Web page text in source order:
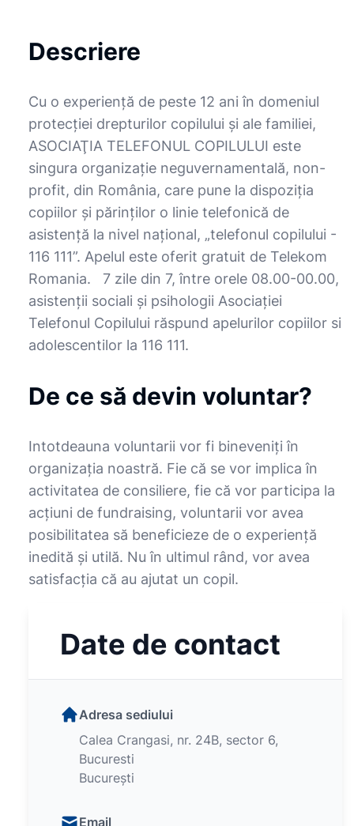
Descriere
Cu o experienţă de peste 12 ani în domeniul
protecţiei drepturilor copilului şi ale familiei,
ASOCIAŢIA TELEFONUL COPILULUI este
singura organizaţie neguvernamentală, non-
profit, din România, care pune la dispoziţia
copiilor şi părinţilor o linie telefonică de
asistenţă la nivel naţional, „telefonul copilului -
116 111”. Apelul este oferit gratuit de Telekom
Romania. 7 zile din 7, între orele 08.00-00.00,
asistenţii sociali şi psihologii Asociaţiei
Telefonul Copilului răspund apelurilor copiilor si
adolescentilor la 116 111.
De ce să devin voluntar?
Intotdeauna voluntarii vor fi bineveniţi în
organizaţia noastră. Fie că se vor implica în
activitatea de consiliere, fie că vor participa la
acţiuni de fundraising, voluntarii vor avea
posibilitatea să beneficieze de o experienţă
inedită şi utilă. Nu în ultimul rând, vor avea
satisfacţia că au ajutat un copil.
Date de contact
Adresa sediului
Calea Crangasi, nr. 24B, sector 6,
Bucuresti
București
Email